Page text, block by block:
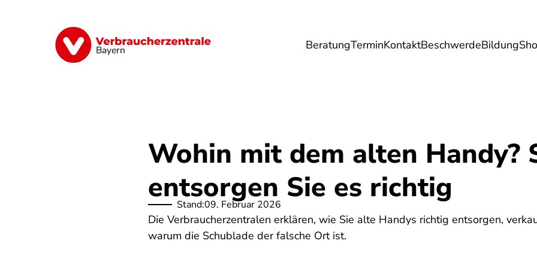
Bayern BeratungTerminKontaktBeschwerdeBildung
Finanzen Digitales Lebensmittel Umwelt Gesundheit Energie
Wohin mit dem alten Handy?
entsorgen Sie es richtig
Stand:09. Februar 2026
Die Verbraucherzentralen erklären, wie Sie alte Handys richtig entsorgen,
warum die Schublade der falsche Ort ist.